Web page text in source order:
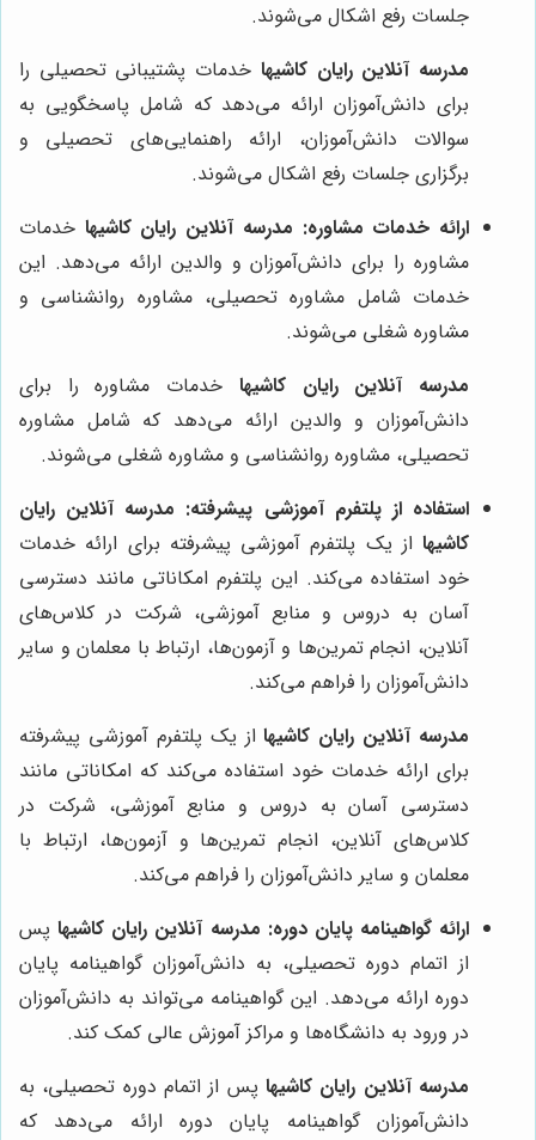
جلسات رفع اشکال می‌شوند.
مدرسه آنلاین رایان کاشیها خدمات پشتیبانی تحصیلی را
برای دانش‌آموزان ارائه می‌دهد که شامل پاسخگویی به
سوالات دانش‌آموزان، ارائه راهنمایی‌های تحصیلی و
برگزاری جلسات رفع اشکال می‌شوند.
ارائه خدمات مشاوره: مدرسه آنلاین رایان کاشیها خدمات
مشاوره را برای دانش‌آموزان و والدین ارائه می‌دهد. این
خدمات شامل مشاوره تحصیلی، مشاوره روانشناسی و
مشاوره شغلی می‌شوند.
مدرسه آنلاین رایان کاشیها خدمات مشاوره را برای
دانش‌آموزان و والدین ارائه می‌دهد که شامل مشاوره
تحصیلی، مشاوره روانشناسی و مشاوره شغلی می‌شوند.
استفاده از پلتفرم آموزشی پیشرفته: مدرسه آنلاین رایان
کاشیها از یک پلتفرم آموزشی پیشرفته برای ارائه خدمات
خود استفاده می‌کند. این پلتفرم امکاناتی مانند دسترسی
آسان به دروس و منابع آموزشی، شرکت در کلاس‌های
آنلاین، انجام تمرین‌ها و آزمون‌ها، ارتباط با معلمان و سایر
دانش‌آموزان را فراهم می‌کند.
مدرسه آنلاین رایان کاشیهااز یک پلتفرم آموزشی پیشرفته
برای ارائه خدمات خود استفاده می‌کند که امکاناتی مانند
دسترسی آسان به دروس و منابع آموزشی، شرکت در
کلاس‌های آنلاین، انجام تمرین‌ها و آزمون‌ها، ارتباط با
معلمان و سایر دانش‌آموزان را فراهم می‌کند.
ارائه گواهینامه پایان دوره: مدرسه آنلاین رایان کاشیهاپس
از اتمام دوره تحصیلی، به دانش‌آموزان گواهینامه پایان
دوره ارائه می‌دهد. این گواهینامه می‌تواند به دانش‌آموزان
در ورود به دانشگاه‌ها و مراکز آموزش عالی کمک کند.
مدرسه آنلاین رایان کاشیها پس از اتمام دوره تحصیلی، به
دانش‌آموزان گواهینامه پایان دوره ارائه می‌دهد که